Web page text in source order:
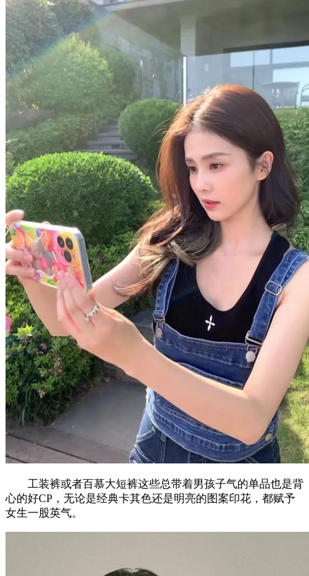
工装裤或者百慕大短裤这些总带着男孩子气的单品也是背
心的好CP，无论是经典卡其色还是明亮的图案印花，都赋予
女生一股英气。